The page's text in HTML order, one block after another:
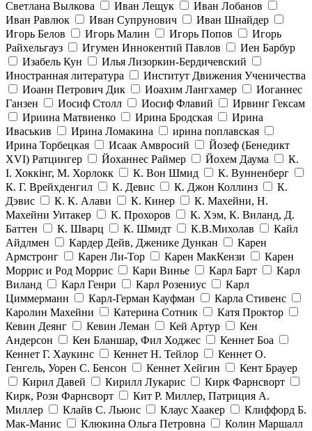
Светлана Вылкова
Иван Лещук
Иван Лобанов
Иван Равлюк
Иван Супрунович
Иван Шнайдер
Игорь Белов
Игорь Малин Игорь Попов
Игорь
Райхельгауз
Игумен Иннокентий Павлов
Иен Барбур
Изабель Кун
Илья Лизоркин-Бердичевский
Иностранная литература
Институт Движения Ученичества
Иоанн Петрович Дик
Иоахим Лангхамер
Иоганнес
Ганзен
Иосиф Столл Иосиф Флавий
Ирвинг Гексам
Ириина Матвиенко
Ирина Бродская
Ирина
Иваськив
Ирина Ломакина
ирина поплавская
Ирина Торбецкая
Исаак Амвросий
Йозеф (Бенедикт
ХVI) Ратцингер
Йоханнес Раймер Йохем Даума
К.
І. Хоккінг, М. Хорлокк
К. Вон Шмид
К. Вунненберг
К. Г. Врейхденгил
К. Девис К. Джон Коллинз
К.
Дэвис
К. К. Алави К. Кинер
К. Махейни, Н.
Махейни Уитакер
К. Прохоров
К. Хэм, К. Виланд, Д.
Баттен
К. Шварц К. Шмидт К.В.Михолав
Кайл
Айдлмен
Кардер Дейв, Дженике Дункан
Карен
Армстронг
Карен Ли-Тор Карен МакКензи
Карен
Моррис и Род Моррис
Кари Винье Карл Барт
Карл
Виланд
Карл Генри Карл Розениус
Карл
Циммерманн
Карл-Герман Кауфман
Карла Стивенс
Каролин Махейни
Катерина Сотник
Катя Проктор
Кевин Деянг
Кевин Леман Кей Артур
Кен
Андерсон
Кен Бланшар, Фил Ходжес
Кеннет Боа
Кеннет Г. Хаукинс
Кеннет Н. Тейлор
Кеннет О.
Генгель, Уорен С. Бенсон
Кеннет Хейгин
Кент Брауер
Кирил Давей
Кирилл Лукарис
Кирк Фарнсворт
Кирк, Рози Фарнсворт
Кит Р. Миллер, Патриция А.
Миллер
Клайв С. Льюис Клаус Хаакер
Клиффорд Б.
Мак-Манис
Клюкина Ольга Петровна
Колин Маршалл